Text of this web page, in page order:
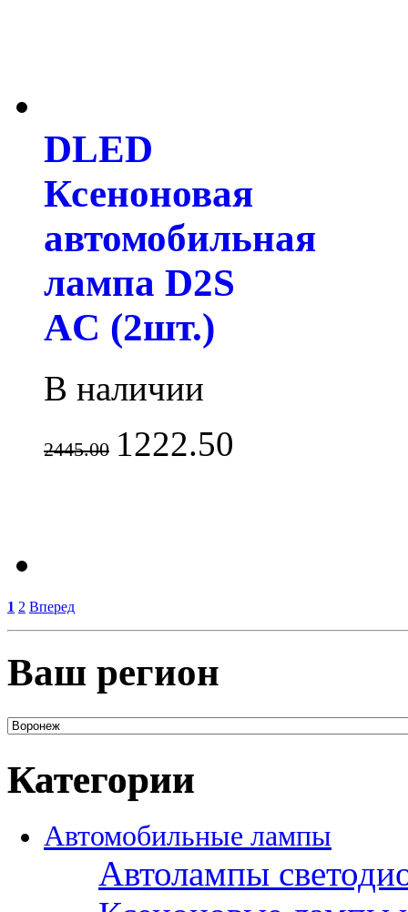
DLED
Ксеноновая
автомобильная
лампа D2S
AC (2шт.)
В наличии
2445.00 1222.50
1 2 Вперед
Ваш регион
Категории
Автомобильные лампы
Автолампы